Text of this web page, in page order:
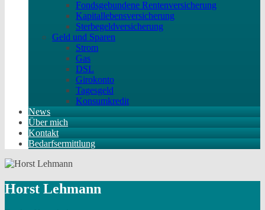
Fondsgebundene Rentenversicherung
Kapitallebensversicherung
Sterbegeldversicherung
Geld und Sparen
Strom
Gas
DSL
Girokonto
Tagesgeld
Konsumkredit
News
Über mich
Kontakt
Bedarfsermittlung
Horst Lehmann